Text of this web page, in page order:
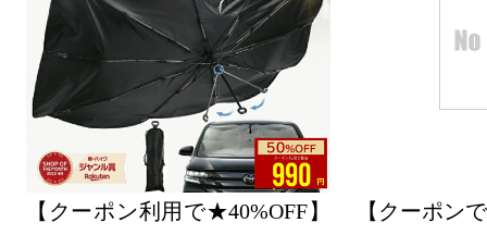
車用品・
【クーポン利用で★40%OFF】 【クーポン